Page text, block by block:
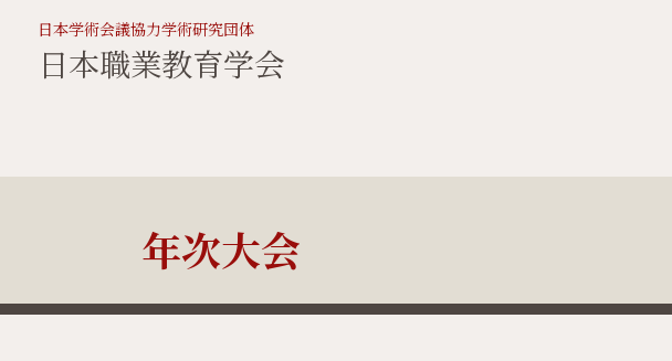
日本学術会議協力学術研究団体
日本職業教育学会
年次大会